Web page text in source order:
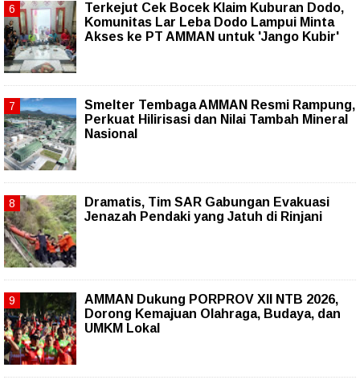
Terkejut Cek Bocek Klaim Kuburan Dodo,
Komunitas Lar Leba Dodo Lampui Minta
Akses ke PT AMMAN untuk 'Jango Kubir'
Smelter Tembaga AMMAN Resmi Rampung,
Perkuat Hilirisasi dan Nilai Tambah Mineral
Nasional
Dramatis, Tim SAR Gabungan Evakuasi
Jenazah Pendaki yang Jatuh di Rinjani
AMMAN Dukung PORPROV XII NTB 2026,
Dorong Kemajuan Olahraga, Budaya, dan
UMKM Lokal